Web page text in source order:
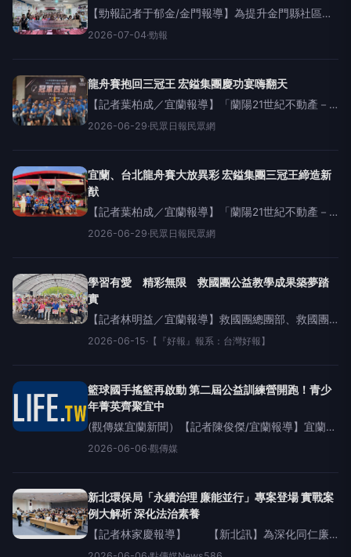
【勁報記者于郁金/金門報導】為提升金門縣社區照
顧關懷據點服務品質，強化據點幹部管理知能、創
公益事務促進會辦理「115年縣外績優社區照顧關懷
據點觀摩參訪」活動
2026-07-04·勁報
龍舟賽抱回三冠王 宏鎰集團慶功宴嗨翻天
【記者葉柏成／宜蘭報導】「蘭陽21世紀不動產－
宏鎰集團」今年征戰宜蘭市龍舟錦標賽及臺北市國
社會女子組冠軍，以及臺北市大型龍舟賽男子組冠
軍，一舉締造「
2026-06-29·民眾日報民眾網
宜蘭、台北龍舟賽大放異彩 宏鎰集團三冠王締造新
猷
【記者葉柏成／宜蘭報導】「蘭陽21世紀不動產－
宏鎰集團」今年征戰宜蘭市龍舟錦標賽及臺北市國
社會女子組冠軍，以及臺北市大型龍舟賽男子組冠
軍，一舉締造「
2026-06-29·民眾日報民眾網
學習有愛 精彩無限 救國團公益教學成果築夢踏
實
【記者林明益／宜蘭報導】救國團總團部、救國團
宜蘭縣團委會及宜蘭市公所共同主辦的「學習有
活動」6月14日下午2時假宜蘭市市民之森廣場辦
理，現
2026-06-15· 【『好報』報系：台灣好報】
籃球國手搖籃再啟動 第二屆公益訓練營開跑！青少
年菁英齊聚宜中
(觀傳媒宜蘭新聞）【記者陳俊傑/宜蘭報導】宜蘭籃
壇年度盛事正式登場！由宜蘭縣籃球發展協會主辦
（6）日在宜蘭高中行健館盛大開幕，吸引來自全縣
各國中、
2026-06-06·觀傳媒
新北環保局「永續治理 廉能並行」專案登場 實戰案
例大解析 深化法治素養
【記者林家慶報導】 【新北訊】為深化同仁廉
政法治觀念，新北市環保局於5日舉辦「永續治理廉